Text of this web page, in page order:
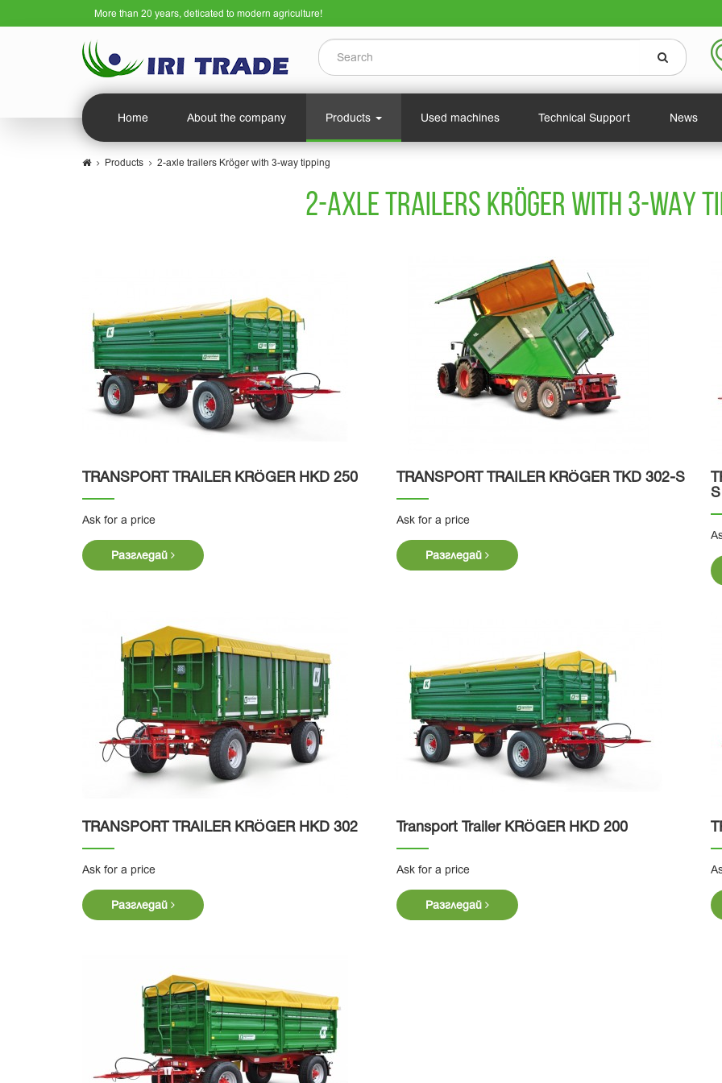
More than 20 years, deticated to modern agriculture!
Home About the company Products Used machines Technical Support News
Products 2-axle trailers Kröger with 3-way tipping
2-AXLE TRAILERS KRÖGER WITH 3-WAY
TRANSPORT TRAILER KRӦGER HKD 250
Ask for a price
Разгледай
TRANSPORT TRAILER KRӦGER TKD 302-S
Ask for a price
Разгледай
S
TRANSPORT TRAILER KRӦGER HKD 302
Ask for a price
Разгледай
Transport Trailer KRӦGER HKD 200
Ask for a price
Разгледай